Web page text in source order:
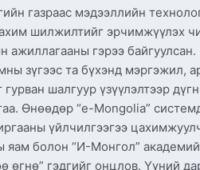
газраас мэдээллийн
шилжилтийг эрчимжүүлэх
ажиллагааны гэрээ
зүгээс та бүхэнд мэргэжил,
шалгуур үзүүлэлтээр
Өнөөдөр “e-Mongolia”
үйлчилгээгээ
болон “И-Монгол”
өгнө” гэдгийг онцлов. Үүний